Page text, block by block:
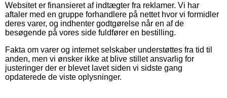
Websitet er finansieret af indtægter fra reklamer. Vi har
aftaler med en gruppe forhandlere på nettet hvor vi formidler
deres varer, og indhenter godtgørelse når en af de
besøgende på vores side fuldfører en bestilling.
Fakta om varer og internet selskaber understøttes fra tid til
anden, men vi ønsker ikke at blive stillet ansvarlig for
justeringer der er blevet lavet siden vi sidste gang
opdaterede de viste oplysninger.